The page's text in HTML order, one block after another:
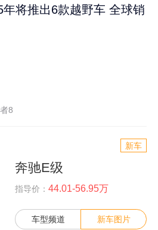
将推出6款越野车 全球销
8
新车
奔驰E级
指导价： 44.01-56.95万
车型频道 新车图片